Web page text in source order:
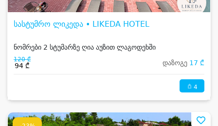
სასტუმრო ლიკედა • LIKEDA HOTEL
ნომრები 2 სტუმარზე ღია აუზით ლაგოდეხში
120 ₾
94 ₾ დაზოგე 17 ₾
4